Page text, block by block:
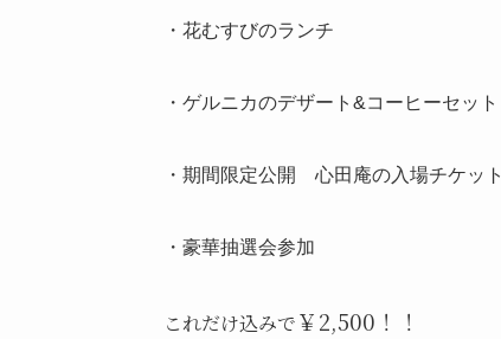
・花むすびのランチ
・ゲルニカのデザート&コーヒーセット
・期間限定公開 心田庵の入場チケット
・豪華抽選会参加
これだけ込みで￥2,500！！